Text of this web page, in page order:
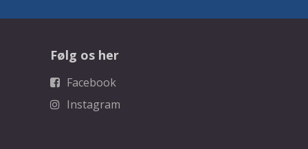
Følg os her
Facebook
Instagram